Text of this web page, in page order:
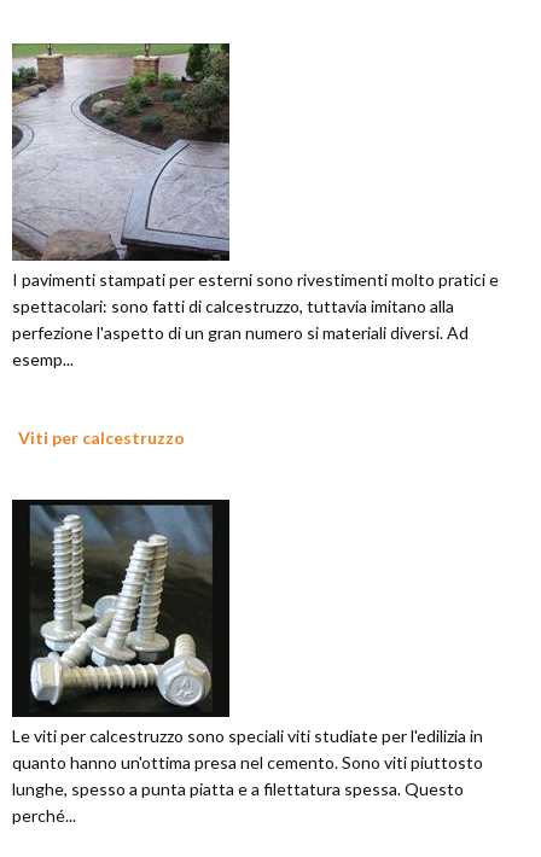
I pavimenti stampati per esterni sono rivestimenti molto pratici e
spettacolari: sono fatti di calcestruzzo, tuttavia imitano alla
perfezione l'aspetto di un gran numero si materiali diversi. Ad
esemp...
Viti per calcestruzzo
Le viti per calcestruzzo sono speciali viti studiate per l'edilizia in
quanto hanno un'ottima presa nel cemento. Sono viti piuttosto
lunghe, spesso a punta piatta e a filettatura spessa. Questo
perché...